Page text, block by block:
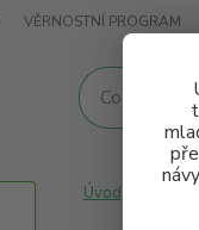
VĚRNOSTNÍ PROGRAM
Úvod